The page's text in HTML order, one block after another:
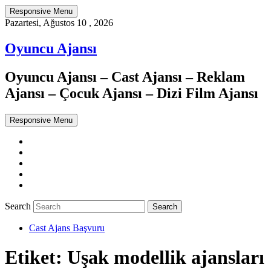
Responsive Menu
Pazartesi, Ağustos 10 , 2026
Oyuncu Ajansı
Oyuncu Ajansı – Cast Ajansı – Reklam
Ajansı – Çocuk Ajansı – Dizi Film Ajansı
Responsive Menu
Search
Cast Ajans Başvuru
Etiket: Uşak modellik ajansları